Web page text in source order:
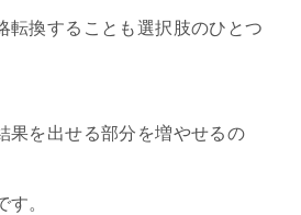
転換することも選択肢のひとつ
果を出せる部分を増やせるの
。